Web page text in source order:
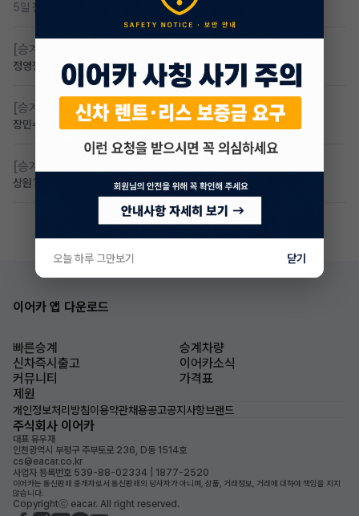
5일 전
[승계찾아줘]
정영철 2일 전조회 61댓글 2
[승계찾아줘] 만 23세 무심사
장민수 조회 42댓글 1
[승계찾아줘]
상원1일 전 댓글 2
이어카 앱 다운로드
빠른승계
승계차량
신차즉시출고
이어카소식
커뮤니티
가격표
제원
개인정보처리방침이용약관채용공고공지사항브랜드
주식회사 이어카
대표 유우재
인천광역시 부평구 주부토로 236, D동 1514호
cs@eacar.co.kr
사업자 등록번호 539-88-02334 | 1877-2520
이어카는 통신판매 중개자로서 통신판매의 당사자가 아니며, 상품, 거래정보, 거래에 대하여 책임을 지지
않습니다.
Copyrightⓒ eacar. All right reserved.
오늘 하루 그만보기 닫기